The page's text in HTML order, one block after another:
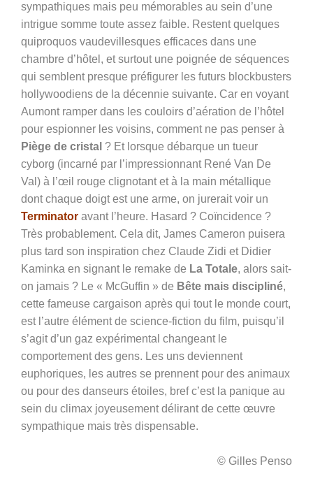
sympathiques mais peu mémorables au sein d’une
intrigue somme toute assez faible. Restent quelques
quiproquos vaudevillesques efficaces dans une
chambre d’hôtel, et surtout une poignée de séquences
qui semblent presque préfigurer les futurs blockbusters
hollywoodiens de la décennie suivante. Car en voyant
Aumont ramper dans les couloirs d’aération de l’hôtel
pour espionner les voisins, comment ne pas penser à
Piège de cristal ? Et lorsque débarque un tueur
cyborg (incarné par l’impressionnant René Van De
Val) à l’œil rouge clignotant et à la main métallique
dont chaque doigt est une arme, on jurerait voir un
Terminator avant l’heure. Hasard ? Coïncidence ?
Très probablement. Cela dit, James Cameron puisera
plus tard son inspiration chez Claude Zidi et Didier
Kaminka en signant le remake de La Totale, alors sait-
on jamais ? Le « McGuffin » de Bête mais discipliné,
cette fameuse cargaison après qui tout le monde court,
est l’autre élément de science-fiction du film, puisqu’il
s’agit d’un gaz expérimental changeant le
comportement des gens. Les uns deviennent
euphoriques, les autres se prennent pour des animaux
ou pour des danseurs étoiles, bref c’est la panique au
sein du climax joyeusement délirant de cette œuvre
sympathique mais très dispensable.
© Gilles Penso